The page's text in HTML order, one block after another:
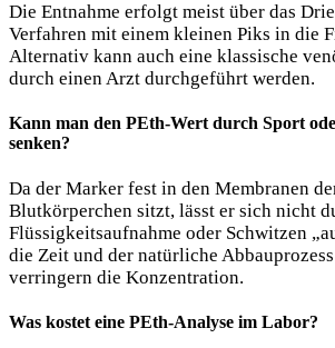
Die Entnahme erfolgt meist über das
Verfahren mit einem kleinen Piks in die
Alternativ kann auch eine klassische
durch einen Arzt durchgeführt werden.
Kann man den PEth-Wert durch Sport
senken?
Da der Marker fest in den Membranen
Blutkörperchen sitzt, lässt er sich nicht
Flüssigkeitsaufnahme oder Schwitzen
die Zeit und der natürliche
verringern die Konzentration.
Was kostet eine PEth-Analyse im Labor?